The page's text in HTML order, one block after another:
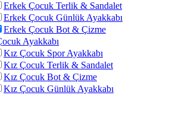
Erkek Çocuk Terlik & Sandalet
Erkek Çocuk Günlük Ayakkabı
Erkek Çocuk Bot & Çizme
Ayakkabı
Kız Çocuk Spor Ayakkabı
Kız Çocuk Terlik & Sandalet
Kız Çocuk Bot & Çizme
Kız Çocuk Günlük Ayakkabı